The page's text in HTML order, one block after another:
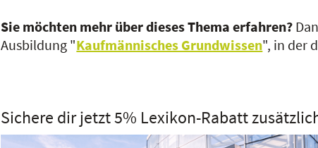
Sie möchten mehr über dieses Thema erfahren?
Ausbildung "Kaufmännisches Grundwissen", in der
Sichere dir jetzt 5% Lexikon-Rabatt